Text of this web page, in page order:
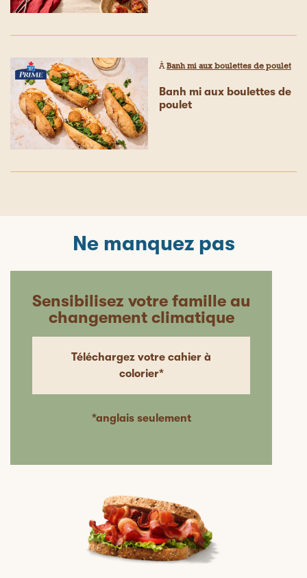
À Banh mi aux boulettes de poulet
Banh mi aux boulettes de
poulet
Ne manquez pas
Sensibilisez votre famille au
changement climatique
Téléchargez votre cahier à
colorier*
*anglais seulement